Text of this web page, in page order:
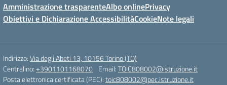
Amministrazione trasparenteAlbo onlinePrivacy
Obiettivi e Dichiarazione AccessibilitàCookieNote legali
Indirizzo:Via degli Abeti 13, 10156 Torino (TO)
Centralino:+3901101168070 Email:TOIC808002@istruzione.it
Posta elettronica certificata (PEC):toic808002@pec.istruzione.it